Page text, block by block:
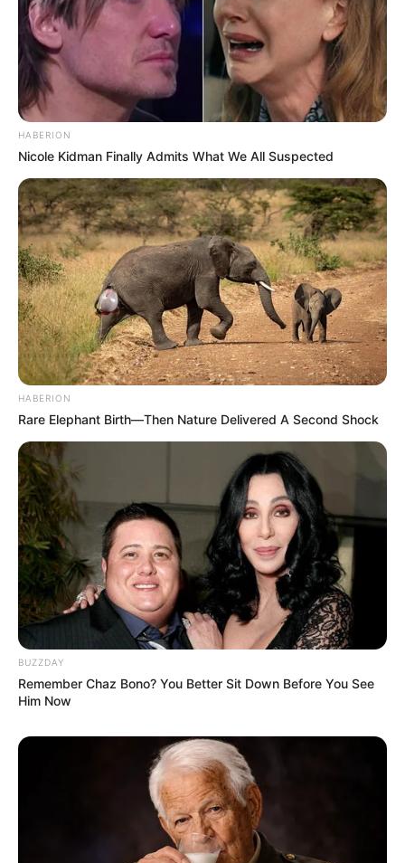
Taylor Lynn
Alças
Agora vamos fazer as alças que vão amarrar
no pescoço. Vá para o topo de um bojo e
prenda sua linha. Amarre-o no topo do espaço
das duas correntinhas na ponta do bojo. Faça
80 correntinhas e assim como os laços
laterais, você fará o ponto baixíssimo todo o
caminho de volta para baixo e amarrará.
Repita no outro bojo.
HABERION
Nicole Kidman Finally Admits What We All Suspected
HABERION
Rare Elephant Birth—Then Nature Delivered A Second Shock
BUZZDAY
Remember Chaz Bono? You Better Sit Down Before You See
Him Now